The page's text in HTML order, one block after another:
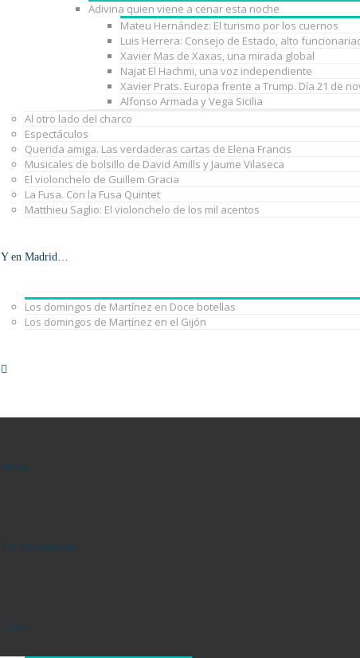
Adivina quien viene a cenar esta noche
Mateu Hernández: El turismo por los cuernos
Luis Herrera: Consejo de Estado, alto
Xavier Mas de Xaxas, una mirada global
Najat El Hachmi, una voz independiente
Xavier Prats. Europa frente a Trump. Día 21 de
Alfonso Armada y Vega Sicilia
Al otro lado del charco
Espectáculos
Querida amiga. Las verdaderas cartas de Elena Francis
Musicales de bolsillo de David Amills y Jaume Vilaseca
El violonchelo de Guillem Gracia
La Fusa. Con la Fusa Quintet
Matthieu Saglio: El violonchelo de los mil acentos
Y en Madrid…
Los domingos de Martínez en Doce botellas
Los domingos de Martínez en el Gijón
Home
The Barcelonian
Libros